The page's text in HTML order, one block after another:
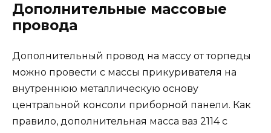
Дополнительные массовые
провода
Дополнительный провод на массу от торпеды
можно провести с массы прикуривателя на
внутреннюю металлическую основу
центральной консоли приборной панели. Как
правило, дополнительная масса ваз 2114 с